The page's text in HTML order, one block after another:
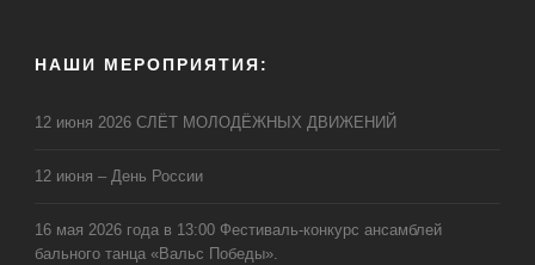
НАШИ МЕРОПРИЯТИЯ:
12 июня 2026 СЛЁТ МОЛОДЁЖНЫХ ДВИЖЕНИЙ
12 июня – День России
16 мая 2026 года в 13:00 Фестиваль-конкурс ансамблей
бального танца «Вальс Победы».